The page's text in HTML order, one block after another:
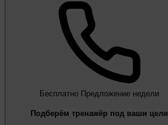
Бесплатно Предложение недели
Подберём тренажёр под ваши цели